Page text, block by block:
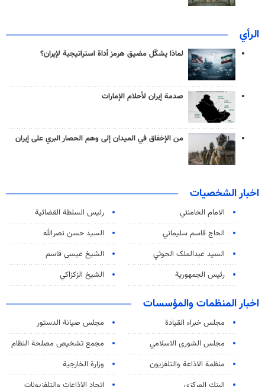
الرأي
لماذا يشكّل مضيق هرمز أداة استراتيجية لإيران؟
صدمة إيران لأحلام الإمارات
من الإخفاق في الميدان إلى وهم الحصار البري على إيران
اخبار الشخصيات
الامام الخامنئي
رئیس السلطة القضائیة
الحاج قاسم سليماني
السيد حسن نصرالله
السید عبدالملک الحوثي
الشيخ عيسى قاسم
رئيس الجمهورية
الشيخ الزكزاكي
اخبار المنظمات والمؤسسات
مجلس خبراء القيادة
مجلس صيانة الدستور
مجلس الشورى الاسلامي
مجمع تشخيص مصلحة النظام
منظمة الاذاعة والتلفزیون
وزارة الخارجية